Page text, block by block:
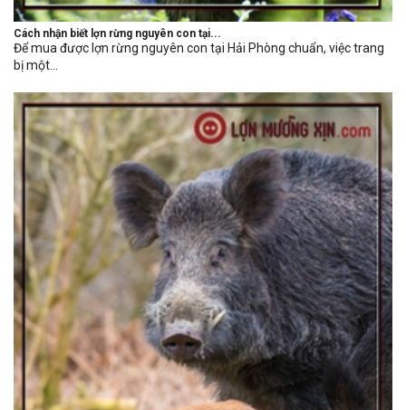
Cách nhận biết lợn rừng nguyên con tại...
Để mua được lợn rừng nguyên con tại Hải Phòng chuẩn, việc trang
bị một...